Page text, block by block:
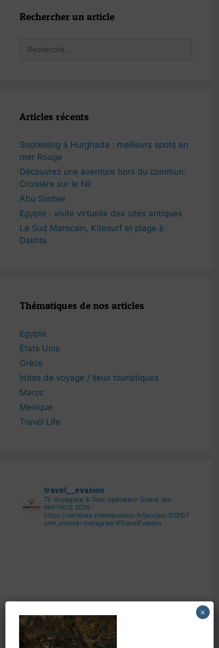
Rechercher un article
Rechercher :
Articles récents
Snorkeling à Hurghada : meilleurs spots en
mer Rouge
Découvrez une aventure hors du commun:
Croisière sur le Nil
Abu Simbel
Egypte : visite virtuelle des sites antiques
Le Sud Marocain, Kitesurf et plage à
Dakhla
Thématiques de nos articles
Egypte
Etats Unis
Grèce
Idées de voyage / lieux touristiques
Maroc
Mexique
Travel Life
travel__evasion
Voyagiste & Tour-opérateur Grand Jeu
PAPYRUS 2026 :
https://services.travelevasion.fr/jeu/jeu-2026/?
utm_source=instagram #TravelEvasion
×